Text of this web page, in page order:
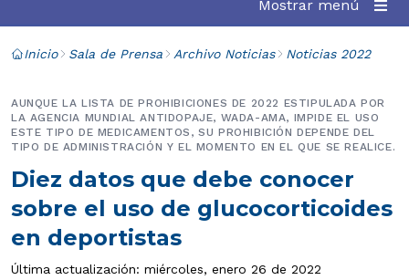
Mostrar menú
Inicio Sala de Prensa Archivo Noticias Noticias 2022
Diez datos que debe conocer
sobre el uso de glucocorticoides
en deportistas
AUNQUE LA LISTA DE PROHIBICIONES DE 2022 ESTIPULADA POR
LA AGENCIA MUNDIAL ANTIDOPAJE, WADA-AMA, IMPIDE EL USO
ESTE TIPO DE MEDICAMENTOS, SU PROHIBICIÓN DEPENDE DEL
TIPO DE ADMINISTRACIÓN Y EL MOMENTO EN EL QUE SE REALICE.
Última actualización: miércoles, enero 26 de 2022